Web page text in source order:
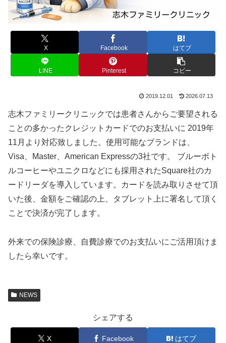
X Facebook はてブ
LINE Pinterest コピー
2019.12.01 2026.07.13
志木ファミリークリニックでは患者さんからご要望される
ことの多かったクレジットカードでのお支払いに 2019年
11月より対応致しました。使用可能なブランドは、
Visa、Master、American Expressの3社です。 ブルーボト
ルコーヒーやユニクロなどにも採用されたSquare社のカ
ードリーダを導入しています。カードを読み取りさせて頂
いた後、金額をご確認の上、タブレット上に署名して頂く
ことで決済が完了します。
外来での保険診療、自費診療でのお支払いにご活用頂けま
したら幸いです。
NEWS
シェアする
X Facebook はてブ